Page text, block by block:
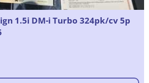
1.5i DM-i Turbo 324pk/cv 5p